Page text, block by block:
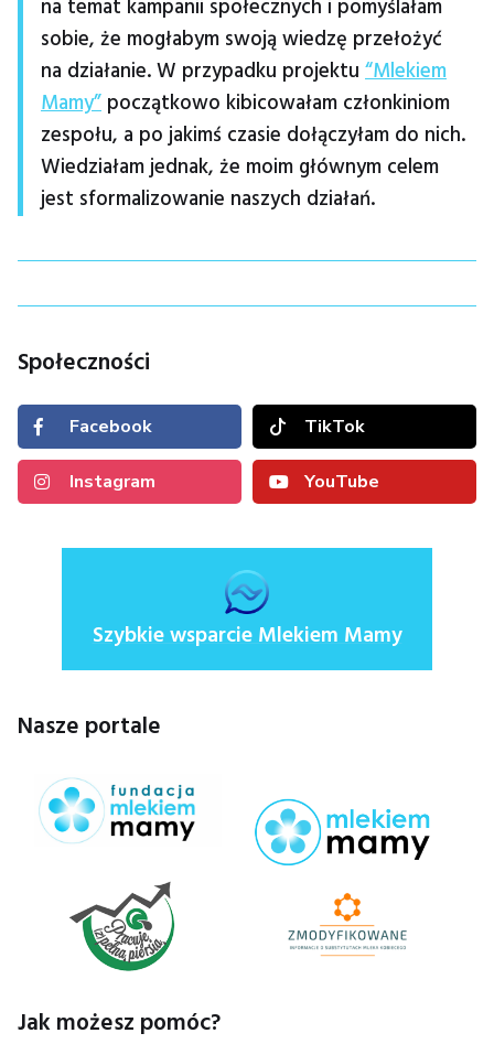
na temat kampanii społecznych i pomyślałam
sobie, że mogłabym swoją wiedzę przełożyć
na działanie. W przypadku projektu “Mlekiem
Mamy” początkowo kibicowałam członkiniom
zespołu, a po jakimś czasie dołączyłam do nich.
Wiedziałam jednak, że moim głównym celem
jest sformalizowanie naszych działań.
Społeczności
Facebook TikTok
Instagram YouTube
Szybkie wsparcie Mlekiem Mamy
Nasze portale
Jak możesz pomóc?